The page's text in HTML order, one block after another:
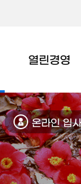
열린경영
온라인 입